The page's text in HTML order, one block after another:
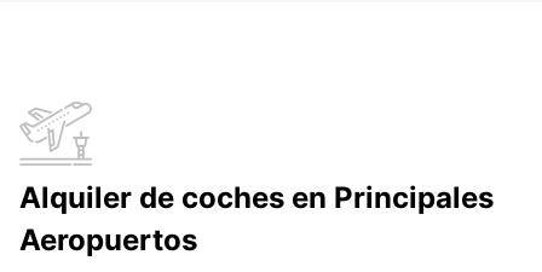
Alquiler de coches en Principales
Aeropuertos